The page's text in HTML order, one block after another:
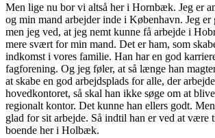
Men lige nu bor vi altså her i Hornbæk. Jeg er
og min mand arbejder inde i København. Jeg
men jeg ved, at jeg nemt kunne få arbejde i
mere svært for min mand. Det er ham, som
indkomst i vores familie. Han har en god
fagforening. Og jeg føler, at så længe han
at skabe en god arbejdsplads for alle, der
hovedkontoret, så skal han ikke søge om at
regionalt kontor. Det kunne han ellers godt.
glad for sit arbejde. Så indtil han er ved at
boende her i Holbæk.